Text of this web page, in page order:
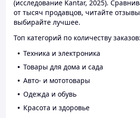
(исследование Kantar, 2025).
от тысяч продавцов, читайте
выбирайте лучшее.
Топ категорий по количеству заказов:
Техника и электроника
Товары для дома и сада
Авто- и мототовары
Одежда и обувь
Красота и здоровье